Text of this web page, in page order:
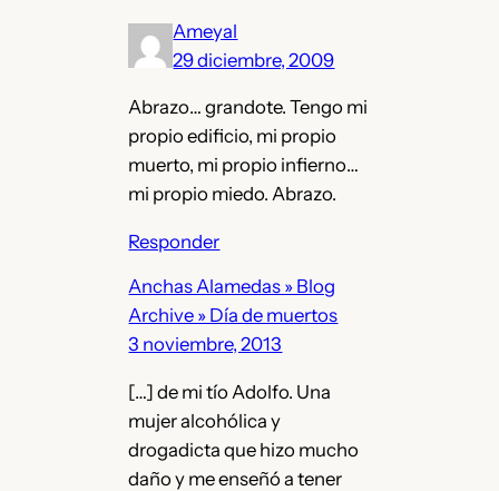
Ameyal
29 diciembre, 2009
Abrazo… grandote. Tengo mi
propio edificio, mi propio
muerto, mi propio infierno…
mi propio miedo. Abrazo.
Responder
Anchas Alamedas » Blog
Archive » Día de muertos
3 noviembre, 2013
[…] de mi tío Adolfo. Una
mujer alcohólica y
drogadicta que hizo mucho
daño y me enseñó a tener